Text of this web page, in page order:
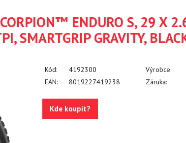
ENDURO S, 29 X
SMARTGRIP GRAVITY,
Kód: 4192300 Výrobce:
EAN:
8019227419238 Záruka:
Kde koupit?